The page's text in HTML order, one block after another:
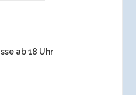
ab 18 Uhr